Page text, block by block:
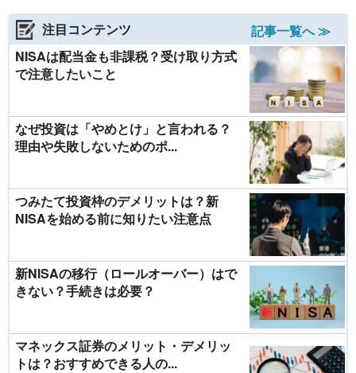
注目コンテンツ
記事一覧へ ≫
NISAは配当金も非課税？受け取り方式
で注意したいこと
なぜ投資は「やめとけ」と言われる？
理由や失敗しないためのポ...
つみたて投資枠のデメリットは？新
NISAを始める前に知りたい注意点
新NISAの移行（ロールオーバー）はで
きない？手続きは必要？
マネックス証券のメリット・デメリッ
トは？おすすめできる人の...